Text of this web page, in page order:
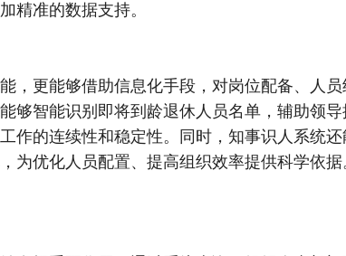
精准的数据支持。
，更能够借助信息化手段，对岗位配备、人员
够智能识别即将到龄退休人员名单，辅助领导
作的连续性和稳定性。同时，知事识人系统还
为优化人员配置、提高组织效率提供科学依据